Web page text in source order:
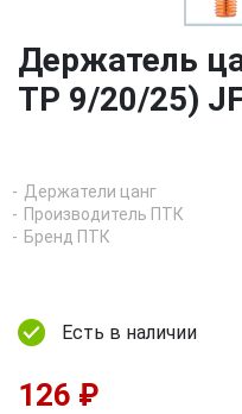
Держатель
TP 9/20/25)
Держатели цанг
Производитель ПТК
Бренд ПТК
Есть в наличии
126 ₽